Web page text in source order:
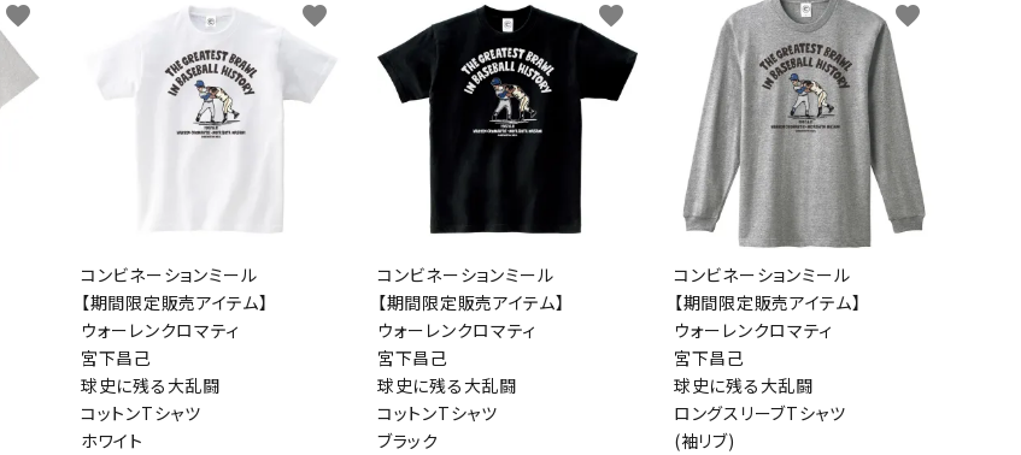
favorite
コンビネーションミール
【期間限定販売アイテム】
ウォーレンクロマティ
宮下昌己
球史に残る大乱闘
コットンTシャツ
ホワイト
favorite
コンビネーションミール
【期間限定販売アイテム】
ウォーレンクロマティ
宮下昌己
球史に残る大乱闘
コットンTシャツ
ブラック
favorite
コンビネーションミール
【期間限定販売アイテム】
ウォーレンクロマティ
宮下昌己
球史に残る大乱闘
ロングスリーブTシャツ
(袖リブ)
favorite